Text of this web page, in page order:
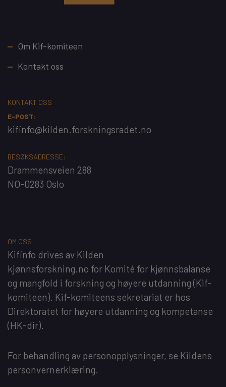
Footer
Om Kif-komiteen
Kontakt oss
KONTAKT OSS
E-POST:
kifinfo@kilden.forskningsradet.no
BESØKSADRESSE:
Drammensveien 288
NO-0283 Oslo
OM OSS
Kifinfo drives av Kilden
kjønnsforskning.no for Komité for kjønnsbalanse
og mangfold i forskning og høyere utdanning(Kif-
komiteen). Kif-komiteens sekretariat er hos
Direktoratet for høyere utdanning og kompetanse
(HK-dir).
For behandling av personopplysninger, se Kildens
personvernerklæring.